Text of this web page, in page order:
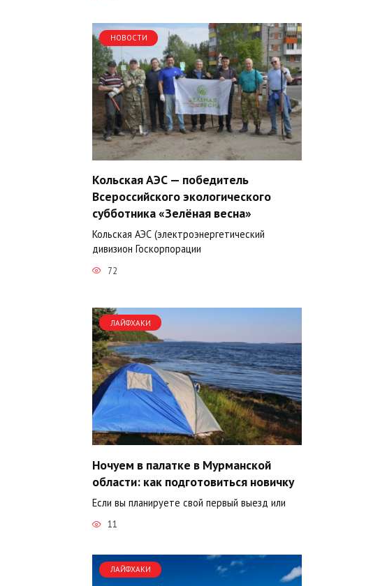
НОВОСТИ
Кольская АЭС — победитель
Всероссийского экологического
субботника «Зелёная весна»
Кольская АЭС (электроэнергетический
дивизион Госкорпорации
72
ЛАЙФХАКИ
Ночуем в палатке в Мурманской
области: как подготовиться новичку
Если вы планируете свой первый выезд или
11
ЛАЙФХАКИ